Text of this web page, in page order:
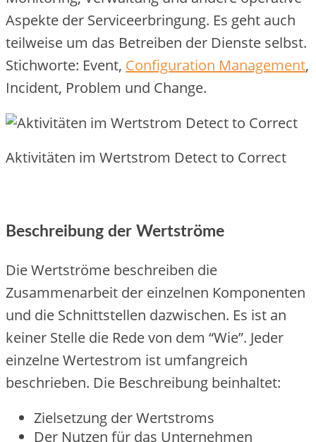
Aspekte der Serviceerbringung. Es geht auch
teilweise um das Betreiben der Dienste selbst.
Stichworte: Event, Configuration Management,
Incident, Problem und Change.
Aktivitäten im Wertstrom Detect to Correct
Beschreibung der Wertströme
Die Wertströme beschreiben die
Zusammenarbeit der einzelnen Komponenten
und die Schnittstellen dazwischen. Es ist an
keiner Stelle die Rede von dem “Wie”. Jeder
einzelne Wertestrom ist umfangreich
beschrieben. Die Beschreibung beinhaltet:
Zielsetzung der Wertstroms
Der Nutzen für das Unternehmen